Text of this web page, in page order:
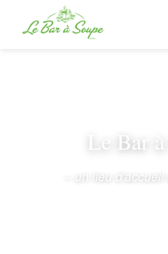
Le Bar
– un lieu d'accueil